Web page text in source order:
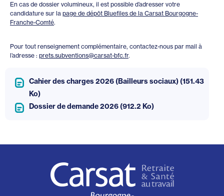
En cas de dossier volumineux, il est possible d’adresser votre
candidature sur la page de dépôt Bluefiles de la Carsat Bourgogne-
Franche-Comté.
Pour tout renseignement complémentaire, contactez-nous par mail à
l’adresse : prets.subventions@carsat-bfc.fr.
Cahier des charges 2026 (Bailleurs sociaux)(151.43
Ko)
Dossier de demande 2026(912.2 Ko)